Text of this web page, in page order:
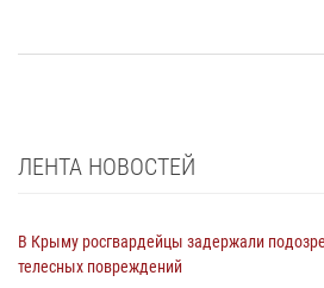
ЛЕНТА НОВОСТЕЙ
В Крыму росгвардейцы задержали
телесных повреждений